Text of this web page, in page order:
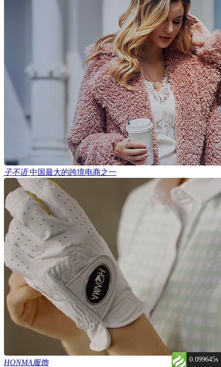
子不语 中国最大的跨境电商之一
HONMA服饰 0.099645s